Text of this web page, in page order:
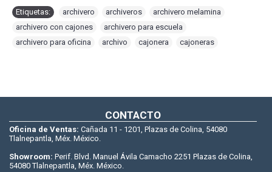
Etiquetas: archivero archiveros archivero melamina
archivero con cajones
archivero para escuela
archivero para oficina
archivo cajonera cajoneras
CONTACTO
Oficina de Ventas: Cañada 11 - 1201, Plazas de Colina, 54080
Tlalnepantla, Méx. México.
Showroom: Perif. Blvd. Manuel Ávila Camacho 2251 Plazas de Colina,
54080 Tlalnepantla, Méx. México.